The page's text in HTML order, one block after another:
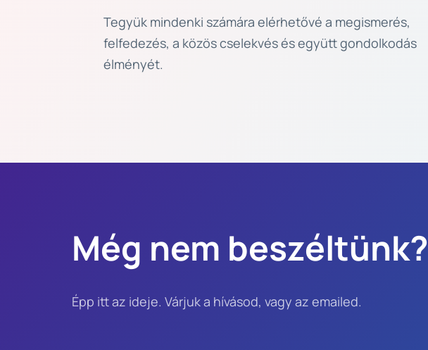
Tegyük mindenki számára elérhetővé a megismerés,
felfedezés, a közös cselekvés és együttgondolkodás
élményét.
Még nem beszéltünk?
Épp itt az ideje. Várjuk a hívásod, vagy az emailed.